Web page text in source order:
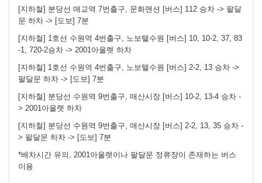
[지하철] 분당선 매교역 7번출구, 문화맨션 [버스] 112 승차 -> 팔달
문 하차 -> [도보] 7분
[지하철] 1호선 수원역 4번출구, 노보텔수원 [버스] 10, 10-2, 37, 83
-1, 720-2승차 -> 2001아울렛 하차
[지하철] 1호선 수원역 4번출구, 노보텔수원 [버스] 2-2, 13 승차 ->
팔달문 하차 -> [도보] 7분
[지하철] 분당선 수원역 9번출구, 매산시장 [버스] 10-2, 13-4 승차 -
> 2001아울렛 하차
[지하철] 분당선 수원역 9번출구, 매산시장 [버스] 2-2, 13, 35 승차 -
> 팔달문 하차 -> [도보] 7분
*배차시간 유의, 2001아울렛이나 팔달문 정류장이 존재하는 버스
이용